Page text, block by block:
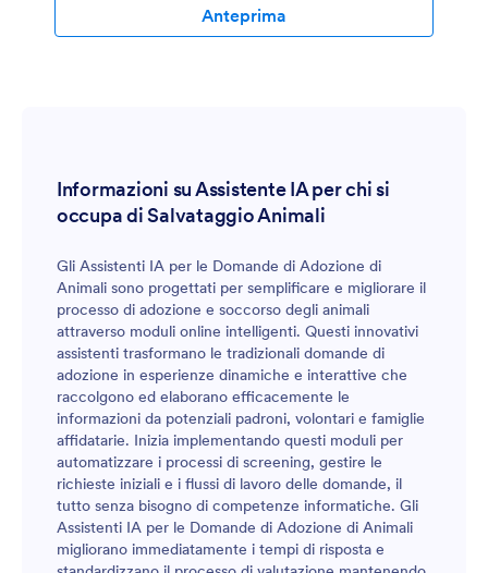
Anteprima
Informazioni su Assistente IA per chi si
occupa di Salvataggio Animali
Gli Assistenti IA per le Domande di Adozione di
Animali sono progettati per semplificare e migliorare il
processo di adozione e soccorso degli animali
attraverso moduli online intelligenti. Questi innovativi
assistenti trasformano le tradizionali domande di
adozione in esperienze dinamiche e interattive che
raccolgono ed elaborano efficacemente le
informazioni da potenziali padroni, volontari e famiglie
affidatarie. Inizia implementando questi moduli per
automatizzare i processi di screening, gestire le
richieste iniziali e i flussi di lavoro delle domande, il
tutto senza bisogno di competenze informatiche. Gli
Assistenti IA per le Domande di Adozione di Animali
migliorano immediatamente i tempi di risposta e